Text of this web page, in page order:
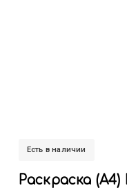
Есть в наличии
Раскраска